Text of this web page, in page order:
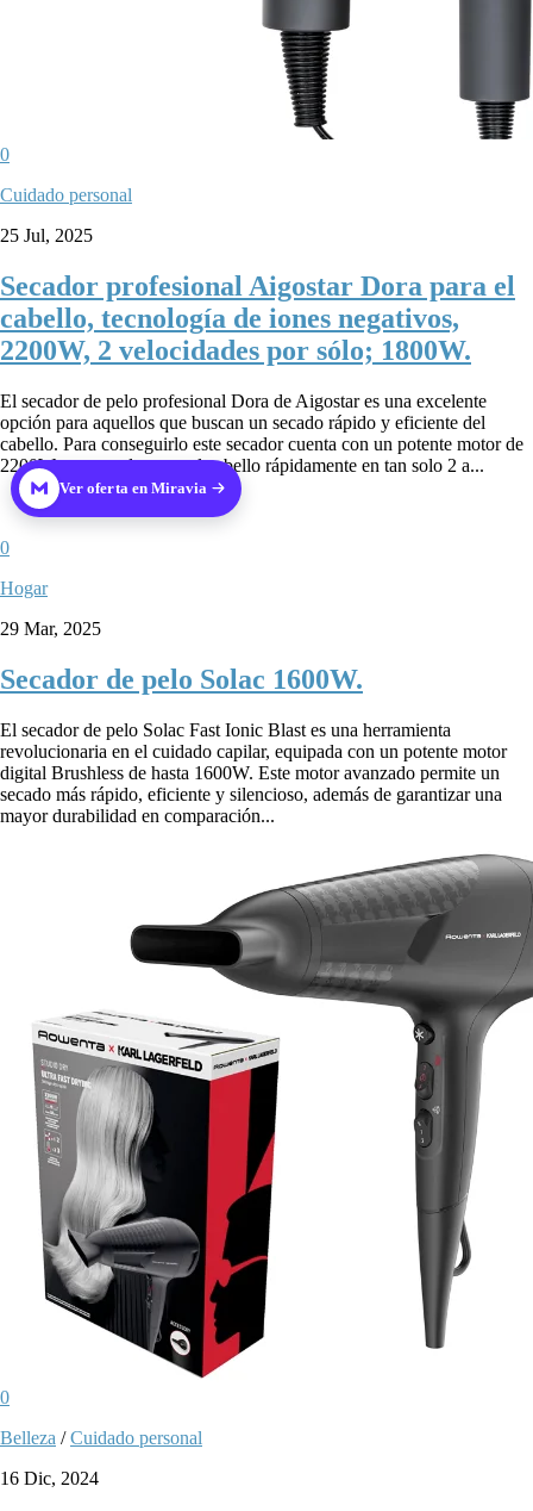
0
Cuidado personal
25 Jul, 2025
Secador profesional Aigostar Dora para el
cabello, tecnología de iones negativos,
2200W, 2 velocidades por sólo; 1800W.
El secador de pelo profesional Dora de Aigostar es una excelente
opción para aquellos que buscan un secado rápido y eficiente del
cabello. Para conseguirlo este secador cuenta con un potente motor de
2200W, que puede secar el cabello rápidamente en tan solo 2 a...
Ver oferta en Miravia
0
Hogar
29 Mar, 2025
Secador de pelo Solac 1600W.
El secador de pelo Solac Fast Ionic Blast es una herramienta
revolucionaria en el cuidado capilar, equipada con un potente motor
digital Brushless de hasta 1600W. Este motor avanzado permite un
secado más rápido, eficiente y silencioso, además de garantizar una
mayor durabilidad en comparación...
0
Belleza /Cuidado personal
16 Dic, 2024